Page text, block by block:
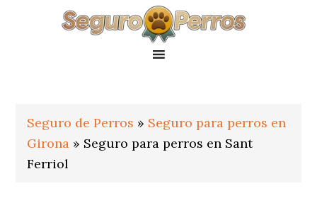
Seguro de Perros » Seguro para perros en
Girona » Seguro para perros en Sant
Ferriol